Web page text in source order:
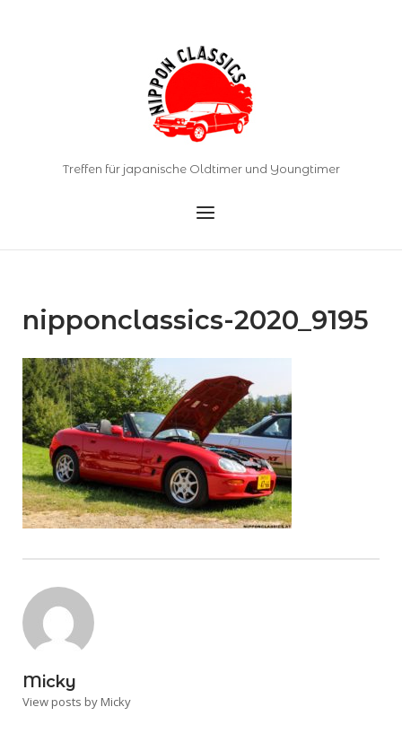
Treffen für japanische Oldtimer und Youngtimer
Menu
nipponclassics-2020_9195
Micky
View posts by Micky